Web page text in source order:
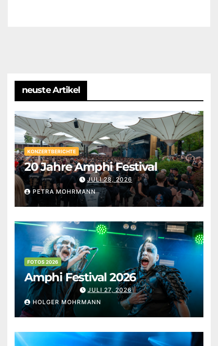
neuste Artikel
KONZERTBERICHTE
20 Jahre Amphi Festival
JULI 28, 2026
PETRA MOHRMANN
FOTOS 2026
Amphi Festival 2026
JULI 27, 2026
HOLGER MOHRMANN